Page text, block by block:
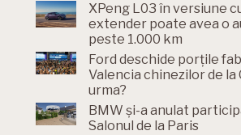
XPeng L03 în versiune
extender poate avea o
peste 1.000 km
Ford deschide porțile
Valencia chinezilor de la
urma?
BMW și-a anulat
Salonul de la Paris